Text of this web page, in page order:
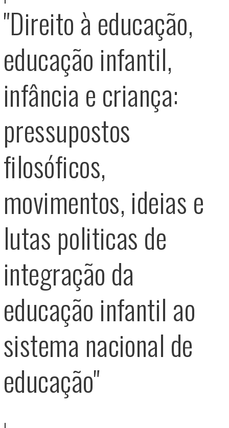
"Direito à educação,
educação infantil,
infância e criança:
pressupostos
filosóficos,
movimentos, ideias e
lutas politicas de
integração da
educação infantil ao
sistema nacional de
educação"